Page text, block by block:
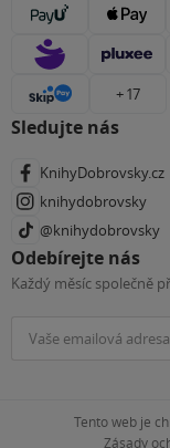
+ 17
Sledujte nás
KnihyDobrovsky.cz
knihydobrovsky
@knihydobrovsky
Odebírejte nás
Každý měsíc společně
Tento web je
Zásady